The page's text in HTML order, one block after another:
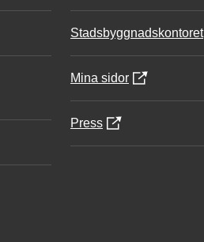
Stadsbyggnadskontoret
Mina sidor
Press